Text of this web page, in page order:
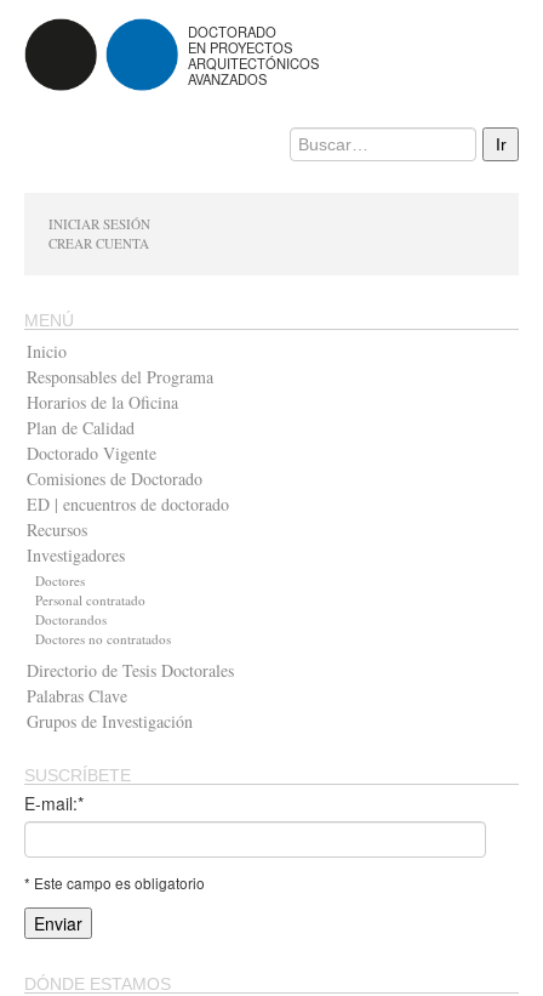
DOCTORADO
EN PROYECTOS
ARQUITECTÓNICOS
AVANZADOS
INICIAR SESIÓN
CREAR CUENTA
MENÚ
Inicio
Responsables del Programa
Horarios de la Oficina
Plan de Calidad
Doctorado Vigente
Comisiones de Doctorado
ED | encuentros de doctorado
Recursos
Investigadores
Doctores
Personal contratado
Doctorandos
Doctores no contratados
Directorio de Tesis Doctorales
Palabras Clave
Grupos de Investigación
SUSCRÍBETE
E-mail:*
* Este campo es obligatorio
DÓNDE ESTAMOS